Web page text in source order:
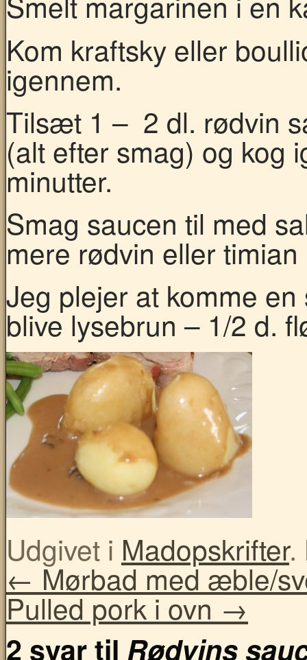
Kom kraftsky eller
igennem.
Tilsæt 1 – 2 dl. rødvin
(alt efter smag) og kog
minutter.
Smag saucen til med
mere rødvin eller
Jeg plejer at komme
blive lysebrun – 1/2 d.
Udgivet i Madopskrifter.
← Mørbad med æble/
Pulled pork i ovn→
2 svar til Rødvins